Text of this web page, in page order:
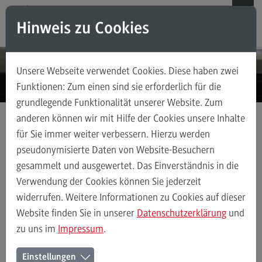
Direkt zum Inhalt
Direkt zum Hauptmenu
Direkt zum Footer
Weiterbildungsangebote für Einzelpersonen
Weiterbildungsangebote für Einzelpersonen
Weiterbildungsarten
FAQ
Kontakt
Weiterbildungsangebote für Unternehmen
IT-Consulting
Hinweis zu Cookies
Unsere Webseite verwendet Cookies. Diese haben zwei
Funktionen: Zum einen sind sie erforderlich für die
grundlegende Funktionalität unserer Website. Zum
anderen können wir mit Hilfe der Cookies unsere Inhalte
für Sie immer weiter verbessern. Hierzu werden
pseudonymisierte Daten von Website-Besuchern
gesammelt und ausgewertet. Das Einverständnis in die
Verwendung der Cookies können Sie jederzeit
widerrufen. Weitere Informationen zu Cookies auf dieser
Website finden Sie in unserer Datenschutzerklärung und
zu uns im Impressum.
Einstellungen